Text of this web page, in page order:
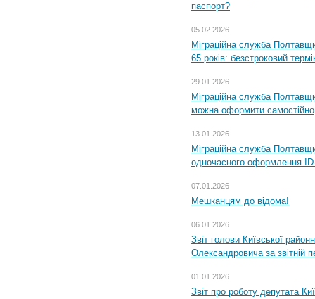
паспорт?
05.02.2026
Міграційна служба
65 років: безстроковий
29.01.2026
Міграційна служба
можна оформити самостійно
13.01.2026
Міграційна служба
одночасного оформлення
07.01.2026
Мешканцям до відома!
06.01.2026
Звіт голови Київської
Олександровича за звітній
01.01.2026
Звіт про роботу депутата